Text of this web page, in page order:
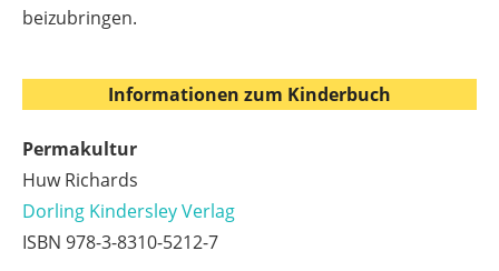
beizubringen.
Informationen zum Kinderbuch
Permakultur
Huw Richards
Dorling Kindersley Verlag
ISBN 978-3-8310-5212-7